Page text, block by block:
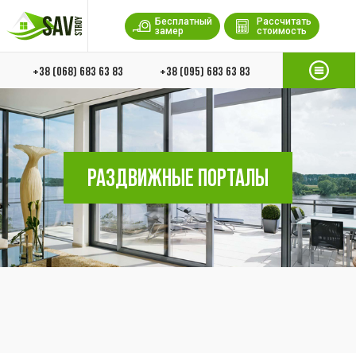
Бесплатный
замер
Рассчитать
стоимость
+38 (068) 683 63 83 +38 (095) 683 63 83
РАЗДВИЖНЫЕ ПОРТАЛЫ